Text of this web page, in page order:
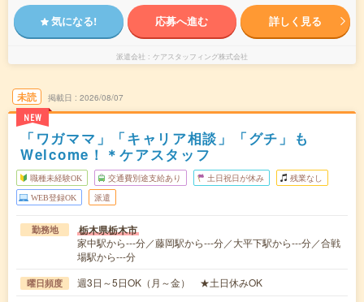
気になる! 応募へ進む 詳しく見る
派遣会社 ケアスタッフィング株式会社
未読
NEW
掲載日 2026/08/07
「ワガママ」「キャリア相談」「グチ」も
Welcome！＊ケアスタッフ
職種未経験OK 交通費別途支給あり 土日祝日が休み 残業なし
WEB登録OK 派遣
勤務地 栃木県栃木市
家中駅から---分／藤岡駅から---分／大平下駅から---分／合戦
場駅から---分
曜日頻度 週3日～5日OK（月～金） ★土日休みOK